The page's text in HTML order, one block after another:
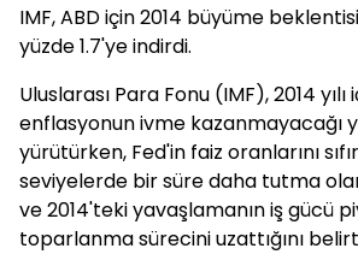
IMF, ABD için 2014 büyüme
yüzde 1.7'ye indirdi.
Uluslarası Para Fonu (IMF), 2014 yılı
enflasyonun ivme kazanmayacağı
yürütürken, Fed'in faiz oranlarını
seviyelerde bir süre daha tutma
ve 2014'teki yavaşlamanın iş gücü
toparlanma sürecini uzattığını